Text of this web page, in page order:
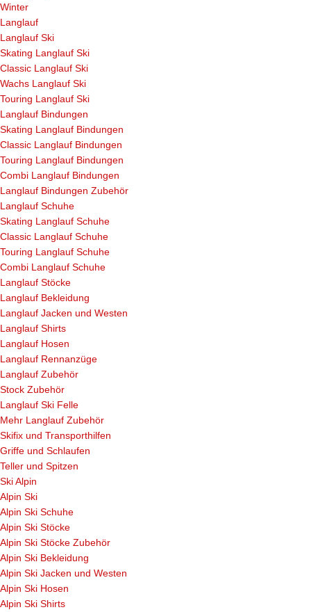
Winter
Langlauf
Langlauf Ski
Skating Langlauf Ski
Classic Langlauf Ski
Wachs Langlauf Ski
Touring Langlauf Ski
Langlauf Bindungen
Skating Langlauf Bindungen
Classic Langlauf Bindungen
Touring Langlauf Bindungen
Combi Langlauf Bindungen
Langlauf Bindungen Zubehör
Langlauf Schuhe
Skating Langlauf Schuhe
Classic Langlauf Schuhe
Touring Langlauf Schuhe
Combi Langlauf Schuhe
Langlauf Stöcke
Langlauf Bekleidung
Langlauf Jacken und Westen
Langlauf Shirts
Langlauf Hosen
Langlauf Rennanzüge
Langlauf Zubehör
Stock Zubehör
Langlauf Ski Felle
Mehr Langlauf Zubehör
Skifix und Transporthilfen
Griffe und Schlaufen
Teller und Spitzen
Ski Alpin
Alpin Ski
Alpin Ski Schuhe
Alpin Ski Stöcke
Alpin Ski Stöcke Zubehör
Alpin Ski Bekleidung
Alpin Ski Jacken und Westen
Alpin Ski Hosen
Alpin Ski Shirts